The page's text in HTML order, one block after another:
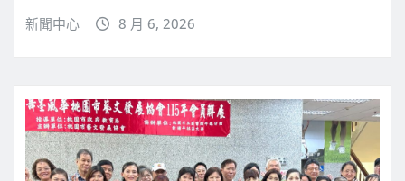
新聞中心 8 月 6, 2026